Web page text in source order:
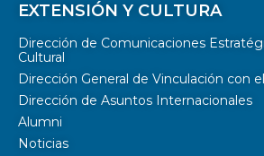
EXTENSIÓN Y CULTURA
Dirección de Comunicaciones
Cultural
Dirección General de Vinculación con
Dirección de Asuntos Internacionales
Alumni
Noticias